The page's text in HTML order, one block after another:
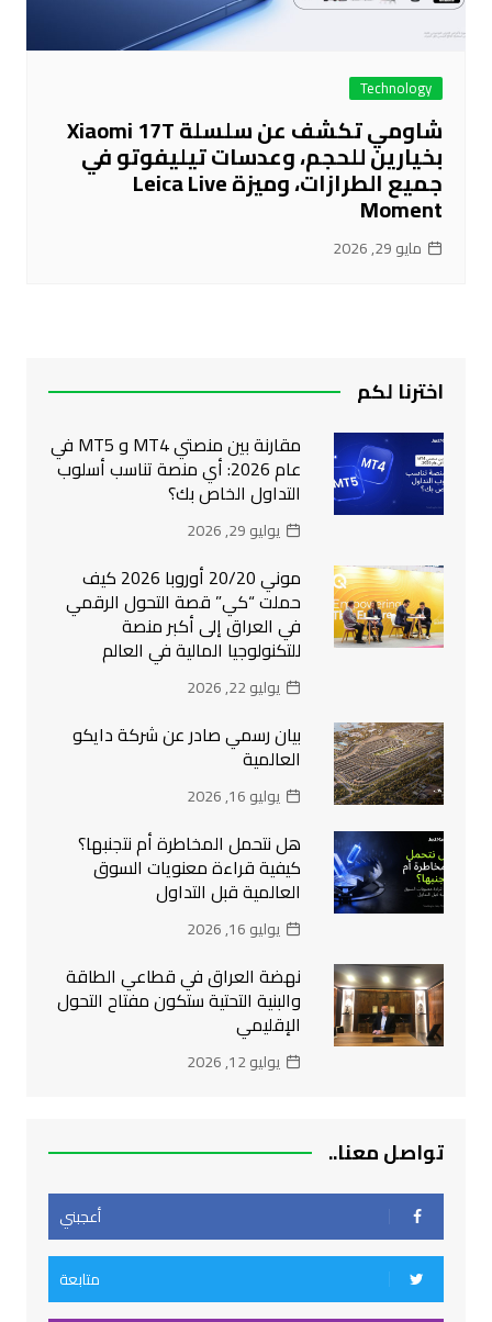
Technology
شاومي تكشف عن سلسلة Xiaomi 17T
بخيارين للحجم، وعدسات تيليفوتو في
جميع الطرازات، وميزة Leica Live
Moment
مايو 29, 2026
اخترنا لكم
مقارنة بين منصتي MT4 و MT5 في
عام 2026: أي منصة تناسب أسلوب
التداول الخاص بك؟
يوليو 29, 2026
موني 20/20 أوروبا 2026 كيف
حملت “كي” قصة التحول الرقمي
في العراق إلى أكبر منصة
للتكنولوجيا المالية في العالم
يوليو 22, 2026
بيان رسمي صادر عن شركة دايكو
العالمية
يوليو 16, 2026
هل نتحمل المخاطرة أم نتجنبها؟
كيفية قراءة معنويات السوق
العالمية قبل التداول
يوليو 16, 2026
نهضة العراق في قطاعي الطاقة
والبنية التحتية ستكون مفتاح التحول
الإقليمي
يوليو 12, 2026
تواصل معنا..
أعجبني
متابعة